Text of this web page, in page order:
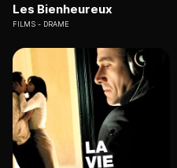
Les Bienheureux
FILMS DRAME